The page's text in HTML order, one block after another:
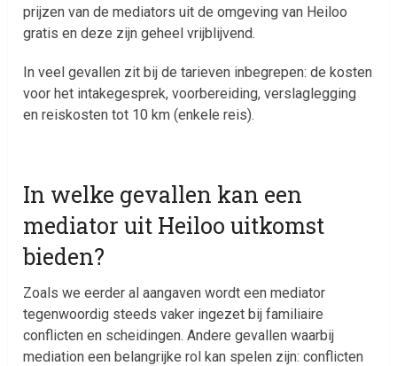
prijzen van de mediators uit de omgeving van Heiloo
gratis en deze zijn geheel vrijblijvend.
In veel gevallen zit bij de tarieven inbegrepen: de kosten
voor het intakegesprek, voorbereiding, verslaglegging
en reiskosten tot 10 km (enkele reis).
In welke gevallen kan een
mediator uit Heiloo uitkomst
bieden?
Zoals we eerder al aangaven wordt een mediator
tegenwoordig steeds vaker ingezet bij familiaire
conflicten en scheidingen. Andere gevallen waarbij
mediation een belangrijke rol kan spelen zijn: conflicten